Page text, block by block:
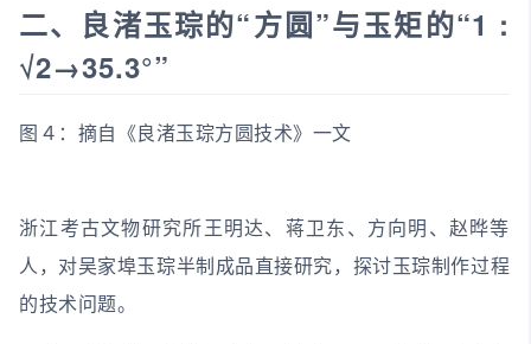
二、良渚玉琮的“方圆”与玉矩的“1 :
√2→35.3°”
图４：摘自《良渚玉琮方圆技术》一文
浙江考古文物研究所王明达、蒋卫东、方向明、赵晔等
人，对吴家埠玉琮半制成品直接研究，探讨玉琮制作过程
的技术问题。